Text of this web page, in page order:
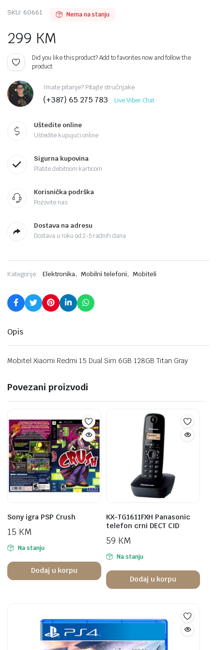
SKU: 60661 Nema na stanju
299 KM
Did you like this product? Add to favorites now and follow the
product.
Imate pitanje? Pitajte stručnjake
(+387) 65 275 783 Live Viber Chat
Uštedite online
Uštedite kupujući online
Sigurna kupovina
Platite debitnom karticom
Korisnička podrška
Pozovite nas
Dostava na adresu
Dostava u roku od 2-5 radnih dana
Kategorije: Elektronika, Mobilni telefoni, Mobiteli
Opis
Mobitel Xiaomi Redmi 15 Dual Sim 6GB 128GB Titan Gray
Povezani proizvodi
Sony igra PSP Crush
15 KM
Na stanju
Dodaj u korpu
KX-TG1611FXH Panasonic
telefon crni DECT CID
59 KM
Na stanju
Dodaj u korpu